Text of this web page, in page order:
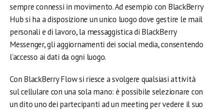
sempre connessi in movimento. Ad esempio con BlackBerry
Hub si ha a disposizione un unico luogo dove gestire le mail
personali e di lavoro, la messaggistica di BlackBerry
Messenger, gli aggiornamenti dei social media, consentendo
l’accesso ai dati da ogni luogo.
Con BlackBerry Flow si riesce a svolgere qualsiasi attività
sul cellulare con una sola mano: è possibile selezionare con
un dito uno dei partecipanti ad un meeting per vedere il suo